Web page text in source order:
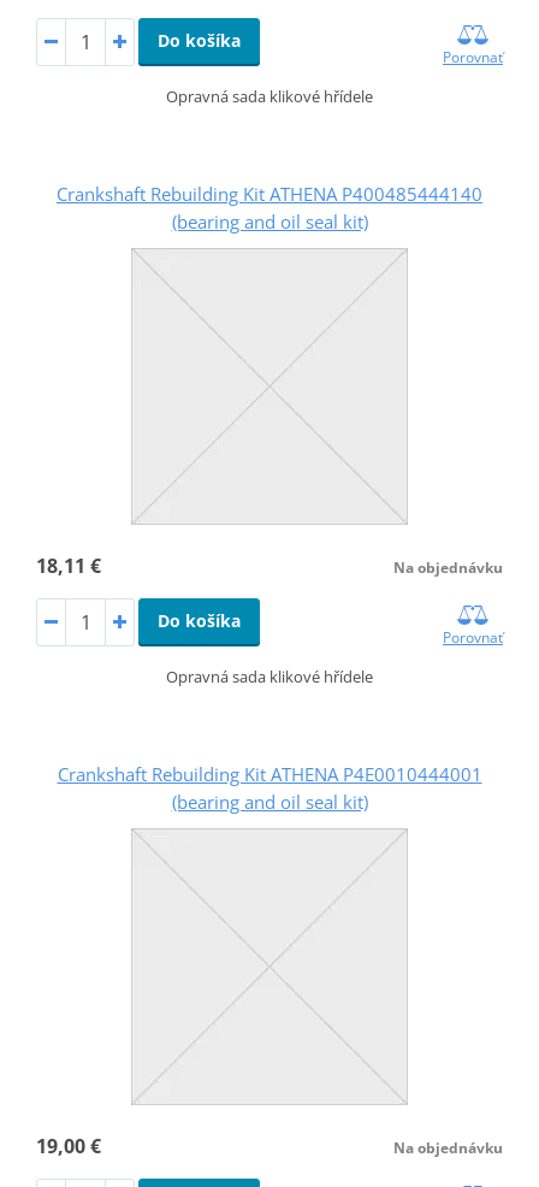
Do košíka
Porovnať
Opravná sada klikové hřídele
Crankshaft Rebuilding Kit ATHENA P400485444140
(bearing and oil seal kit)
18,11 € Na objednávku
Do košíka
Porovnať
Opravná sada klikové hřídele
Crankshaft Rebuilding Kit ATHENA P4E0010444001
(bearing and oil seal kit)
19,00 € Na objednávku